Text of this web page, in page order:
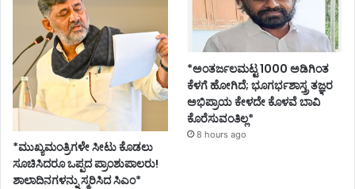
*ಮುಖ್ಯಮಂತ್ರಿಗಳೇ ಸೀಟು ಕೊಡಲು
ಸೂಚಿಸಿದರೂ ಒಪ್ಪದ ಪ್ರಾಂಶುಪಾಲರು!
ಶಾಲಾದಿನಗಳನ್ನು ಸ್ಮರಿಸಿದ ಸಿಎಂ*
*ಅಂತರ್ಜಲಮಟ್ಟ 1000 ಅಡಿಗಿಂತ
ಕೆಳಗೆ ಹೋಗಿದೆ; ಭೂಗರ್ಭಶಾಸ್ತ್ರ ತಜ್ಞರ
ಅಭಿಪ್ರಾಯ ಕೇಳದೇ ಕೊಳವೆ ಬಾವಿ
ಕೊರೆಸುವಂತಿಲ್ಲ*
8 hours ago